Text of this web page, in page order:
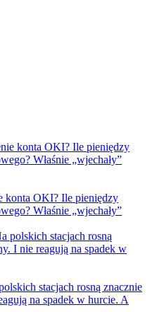
konta OKI? Ile pieniędzy
Właśnie „wjechały”
stacjach rosną znacznie
na spadek w hurcie. A